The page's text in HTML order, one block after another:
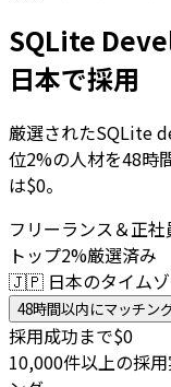
SQLite
日本で採用
厳選されたSQLite
位2%の人材を48時
は$0。
フリーランス＆正社
トップ2%厳選済み
🇯🇵 日本のタイムゾ
48時間以内にマッチン
採用成功まで$0
10,000件以上の採